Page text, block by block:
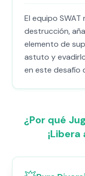
El equipo
destrucción,
elemento de
astuto y
en este desafío
¿Por qué